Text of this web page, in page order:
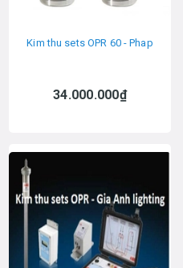
Kim thu sets OPR 60 - Phap
34.000.000₫